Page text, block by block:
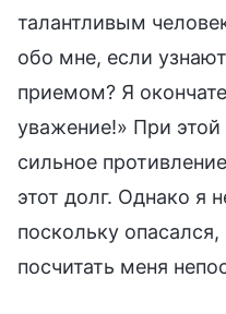
талантливым
обо мне, если
приемом? Я
уважение!» При
сильное
этот долг. Однако я
поскольку
посчитать меня